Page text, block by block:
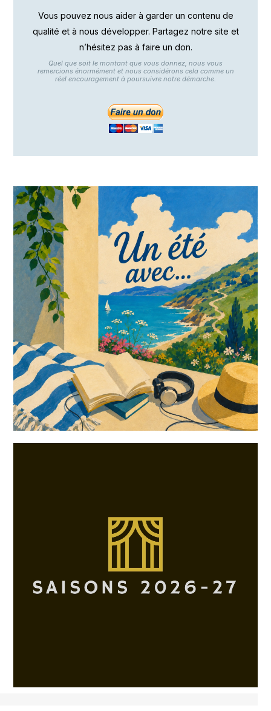
Vous pouvez nous aider à garder un contenu de
qualité et à nous développer. Partagez notre site et
n’hésitez pas à faire un don.
Quel que soit le montant que vous donnez, nous vous
remercions énormément et nous considérons cela comme un
réel encouragement à poursuivre notre démarche.